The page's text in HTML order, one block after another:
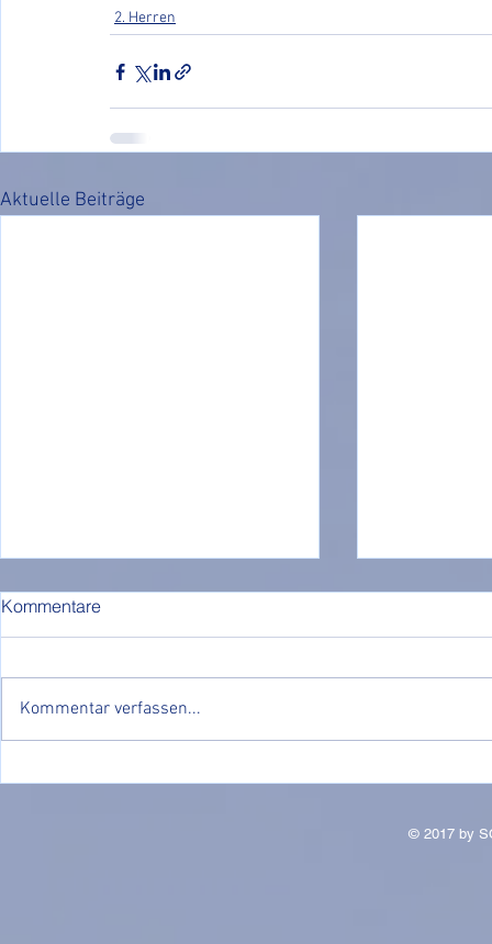
2. Herren
Aktuelle Beiträge
JUXTURNIER 2024
Kommentare
Kommentar verfassen...
© 2017 by